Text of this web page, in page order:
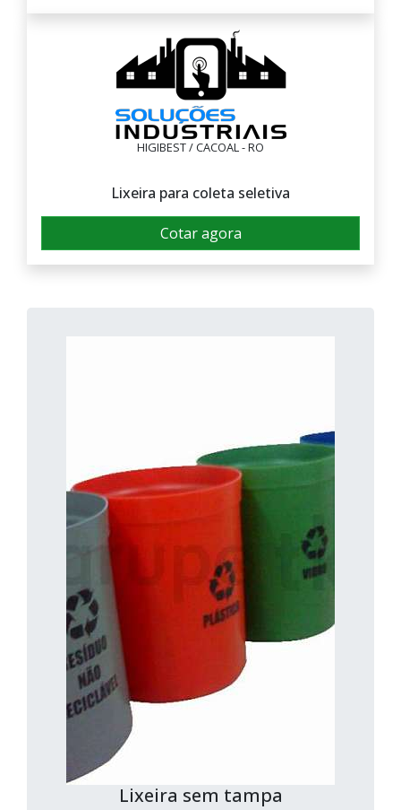
HIGIBEST / CACOAL - RO
Lixeira para coleta seletiva
Cotar agora
Lixeira sem tampa